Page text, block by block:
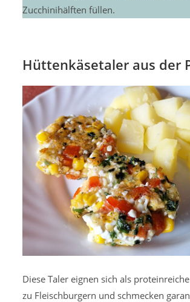
Zucchinihälften füllen.
Hüttenkäsetaler aus der
Diese Taler eignen sich als
zu Fleischburgern und schmecken